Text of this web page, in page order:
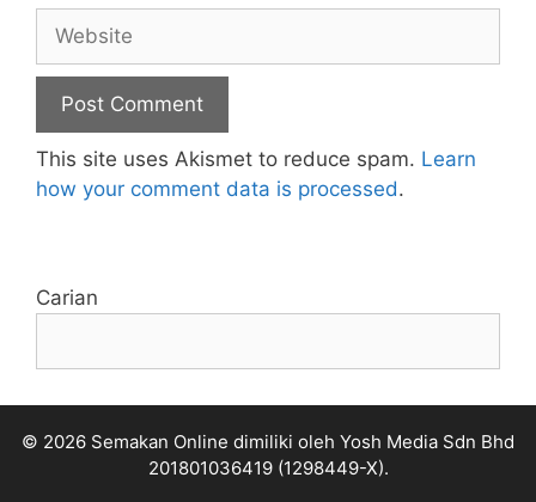
Website
This site uses Akismet to reduce spam. Learn
how your comment data is processed.
Carian
© 2026 Semakan Online dimiliki oleh Yosh Media Sdn Bhd
201801036419 (1298449-X).